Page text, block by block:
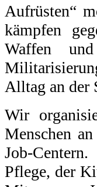
Aufrüsten“
kämpfen
Waffen
Alltag an der
Wir
Menschen
Job-
Pflege, der